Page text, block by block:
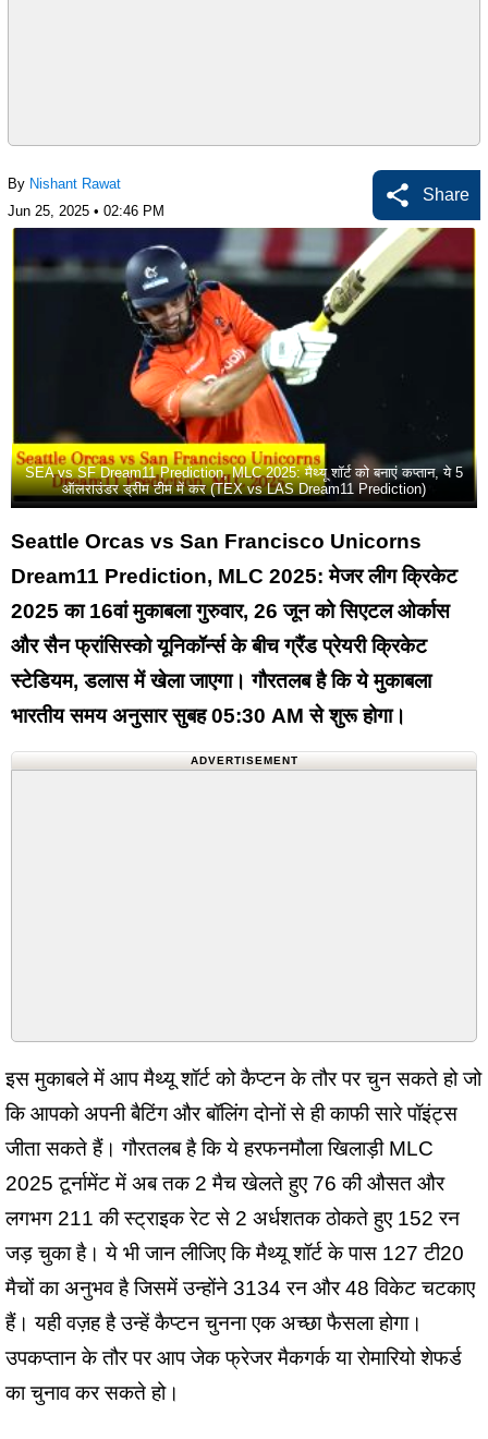
By Nishant Rawat
Jun 25, 2025 • 02:46 PM
Share
SEA vs SF Dream11 Prediction, MLC 2025: मैथ्यू शॉर्ट को बनाएं कप्तान, ये 5
ऑलराउंडर ड्रीम टीम में कर (TEX vs LAS Dream11 Prediction)
Seattle Orcas vs San Francisco Unicorns
Dream11 Prediction, MLC 2025: मेजर लीग क्रिकेट
2025 का 16वां मुकाबला गुरुवार, 26 जून को सिएटल ओर्कास
और सैन फ्रांसिस्को यूनिकॉर्न्स के बीच ग्रैंड प्रेयरी क्रिकेट
स्टेडियम, डलास में खेला जाएगा। गौरतलब है कि ये मुकाबला
भारतीय समय अनुसार सुबह 05:30 AM से शुरू होगा।
ADVERTISEMENT
इस मुकाबले में आप मैथ्यू शॉर्ट को कैप्टन के तौर पर चुन सकते हो जो
कि आपको अपनी बैटिंग और बॉलिंग दोनों से ही काफी सारे पॉइंट्स
जीता सकते हैं। गौरतलब है कि ये हरफनमौला खिलाड़ी MLC
2025 टूर्नामेंट में अब तक 2 मैच खेलते हुए 76 की औसत और
लगभग 211 की स्ट्राइक रेट से 2 अर्धशतक ठोकते हुए 152 रन
जड़ चुका है। ये भी जान लीजिए कि मैथ्यू शॉर्ट के पास 127 टी20
मैचों का अनुभव है जिसमें उन्होंने 3134 रन और 48 विकेट चटकाए
हैं। यही वज़ह है उन्हें कैप्टन चुनना एक अच्छा फैसला होगा।
उपकप्तान के तौर पर आप जेक फ्रेजर मैकगर्क या रोमारियो शेफर्ड
का चुनाव कर सकते हो।